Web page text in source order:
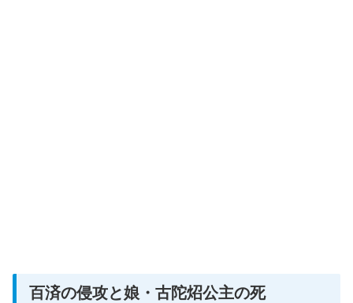
百済の侵攻と娘・古陀炤公主の死